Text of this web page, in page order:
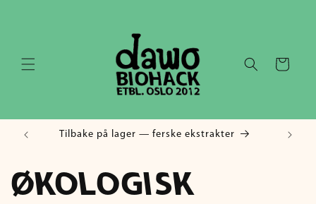
Handlekurv
Tilbake på lager — ferske ekstrakter
ØKOLOGISK